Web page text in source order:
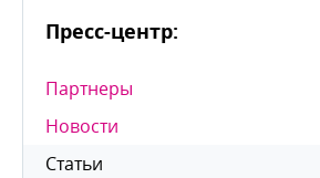
Пресс-центр:
Партнеры
Новости
Статьи